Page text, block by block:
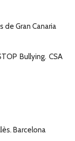
de Gran Canaria
Bullying. CSA
Barcelona